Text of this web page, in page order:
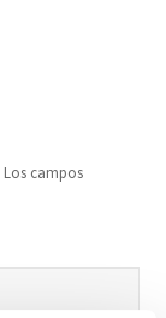
Los campos